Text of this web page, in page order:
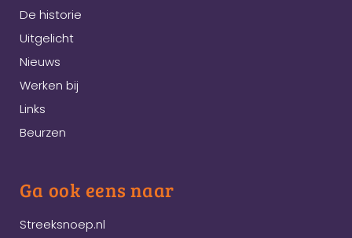
De historie
Uitgelicht
Nieuws
Werken bij
Links
Beurzen
Ga ook eens naar
Streeksnoep.nl